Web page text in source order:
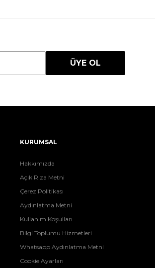
ÜYE OL
KURUMSAL
Hakkımızda
Açık Rıza Metni
Çerez Politikası
Aydınlatma Metni
Kullanım Koşulları
Bilgi Toplumu Hizmetleri
Whatsapp Aydınlatma Metni
Cookie Ayarları